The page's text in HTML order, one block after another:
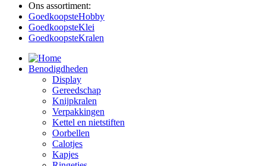
Ons assortiment:
GoedkoopsteHobby
GoedkoopsteKlei
GoedkoopsteKralen
Benodigdheden
Display
Gereedschap
Knijpkralen
Verpakkingen
Kettel en nietstiften
Oorbellen
Calotjes
Kapjes